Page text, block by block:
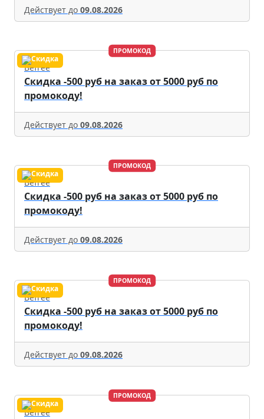
Действует до 09.08.2026
ПРОМОКОД
Befree
Скидка -500 руб на заказ от 5000 руб по
промокоду!
Действует до 09.08.2026
ПРОМОКОД
Befree
Скидка -500 руб на заказ от 5000 руб по
промокоду!
Действует до 09.08.2026
ПРОМОКОД
Befree
Скидка -500 руб на заказ от 5000 руб по
промокоду!
Действует до 09.08.2026
ПРОМОКОД
Befree